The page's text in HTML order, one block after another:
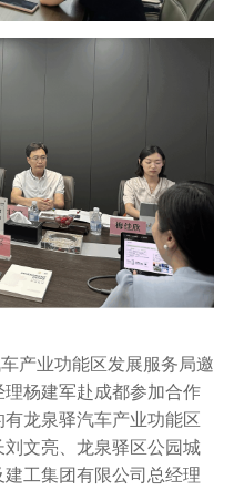
产业功能区发展服务局邀
杨建军赴成都参加合作
龙泉驿汽车产业功能区
文亮、龙泉驿区公园城
工集团有限公司总经理